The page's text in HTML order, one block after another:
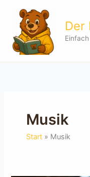
springen
Der
Musik
Start Musik